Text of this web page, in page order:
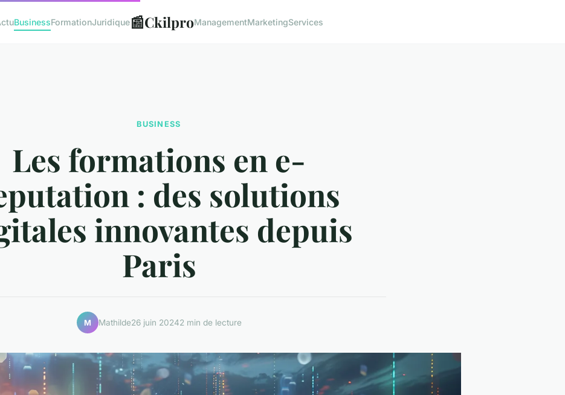
BusinessFormationJuridique📰CkilproManagementMarketingServices
BUSINESS
Les formations en e-
: des solutions
innovantes depuis
Paris
M Mathilde26 juin 20242 min de lecture